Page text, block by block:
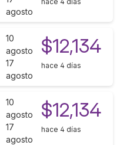
agosto
10
agosto
17
agosto
$12,134
hace 4 días
10
agosto
17
agosto
$12,134
hace 4 días